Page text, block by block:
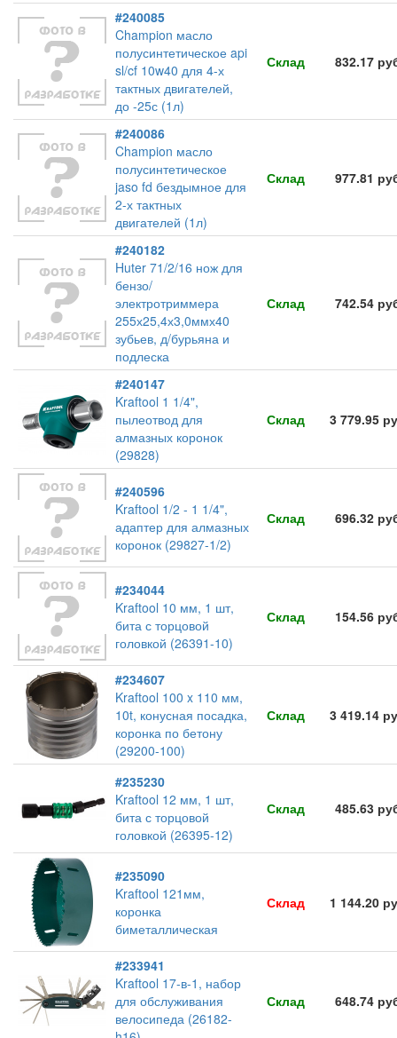
#240085
Champion масло
полусинтетическое api
sl/cf 10w40 для 4-х
тактных двигателей,
до -25с (1л)
Склад 832.17
#240086
Champion масло
полусинтетическое
jaso fd бездымное для
2-х тактных
двигателей (1л)
Склад 977.81
#240182
Huter 71/2/16 нож для
бензо/
электротриммера
255х25,4х3,0ммх40
зубьев, д/бурьяна и
подлеска
Склад 742.54
#240147
Kraftool 1 1/4",
пылеотвод для
алмазных коронок
(29828)
Склад 3 779.95
#240596
Kraftool 1/2 - 1 1/4",
адаптер для алмазных
коронок (29827-1/2)
Склад 696.32
#234044
Kraftool 10 мм, 1 шт,
бита с торцовой
головкой (26391-10)
Склад 154.56
#234607
Kraftool 100 x 110 мм,
10t, конусная посадка,
коронка по бетону
(29200-100)
Склад 3 419.14
#235230
Kraftool 12 мм, 1 шт,
бита с торцовой
головкой (26395-12)
Склад 485.63
#235090
Kraftool 121мм,
коронка
биметаллическая
Склад 1 144.20
#233941
Kraftool 17-в-1, набор
для обслуживания
велосипеда (26182-
Склад 648.74